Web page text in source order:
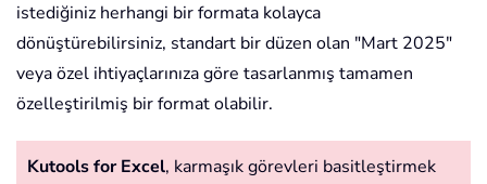
istediğiniz herhangi bir formata kolayca
dönüştürebilirsiniz, standart bir düzen olan "Mart 2025"
veya özel ihtiyaçlarınıza göre tasarlanmış tamamen
özelleştirilmiş bir format olabilir.
Kutools for Excel, karmaşık görevleri basitleştirmek